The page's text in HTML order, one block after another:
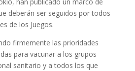
han publicado un marco de
deberán ser seguidos por todos
de los Juegos.
firmemente las prioridades
para vacunar a los grupos
sanitario y a todos los que